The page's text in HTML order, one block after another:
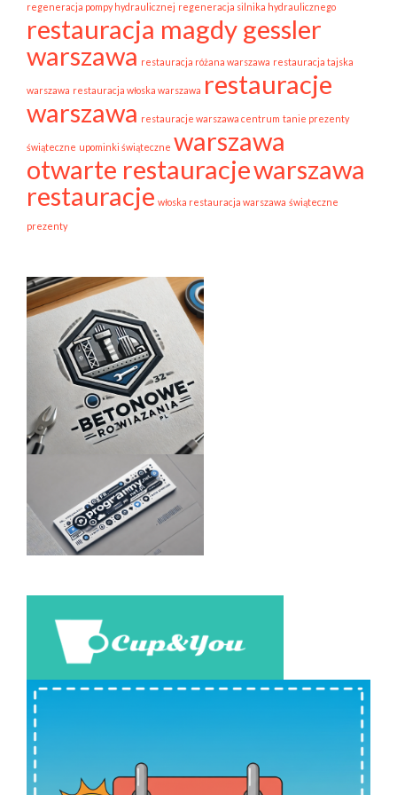
regeneracja pompy hydraulicznej regeneracja silnika hydraulicznego
restauracja magdy gessler
warszawa restauracja różana warszawa restauracja tajska
warszawa restauracja włoska warszawa restauracje
warszawa restauracje warszawa centrum tanie prezenty
świąteczne upominki świąteczne warszawa
otwarte restauracjewarszawa
restauracje włoska restauracja warszawa świąteczne
prezenty